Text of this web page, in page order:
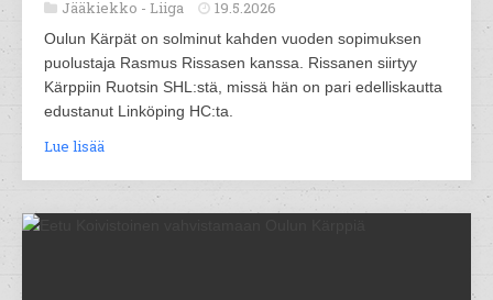
Jääkiekko - Liiga 19.5.2026
Oulun Kärpät on solminut kahden vuoden sopimuksen
puolustaja Rasmus Rissasen kanssa. Rissanen siirtyy
Kärppiin Ruotsin SHL:stä, missä hän on pari edelliskautta
edustanut Linköping HC:ta.
Lue lisää